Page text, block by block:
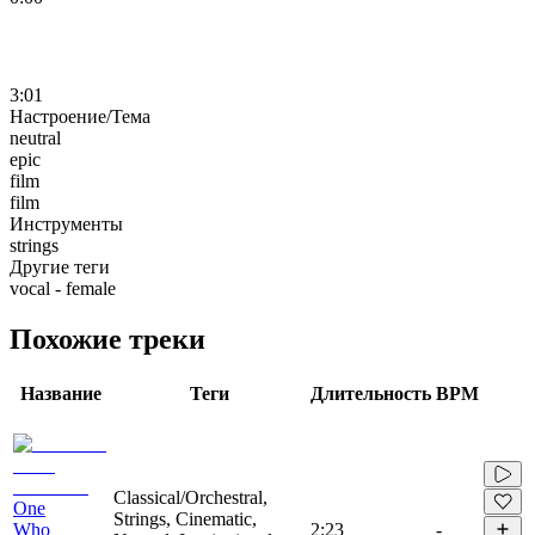
3:01
Настроение/Тема
neutral
epic
film
film
Инструменты
strings
Другие теги
vocal - female
Похожие треки
Название Теги Длительность BPM
One
Who
Classical/Orchestral,
Strings, Cinematic,
2:23 -